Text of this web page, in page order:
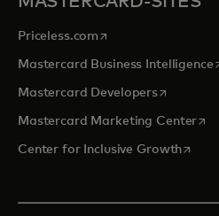
Priceless.com opens in a new tab
Mastercard Business Intelligence
Mastercard Developersopens in a
Mastercard Marketing Center
Center for Inclusive Growthopens